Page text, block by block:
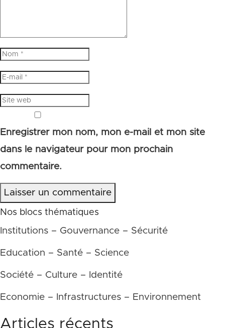
Enregistrer mon nom, mon e-mail et mon site
dans le navigateur pour mon prochain
commentaire.
Laisser un commentaire
Nos blocs thématiques
Institutions – Gouvernance – Sécurité
Education – Santé – Science
Société – Culture – Identité
Economie – Infrastructures – Environnement
Articles récents